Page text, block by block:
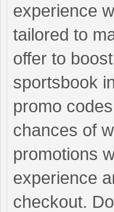
experience
tailored to
offer to
sportsbook
promo
chances of
promotions
experience
checkout.